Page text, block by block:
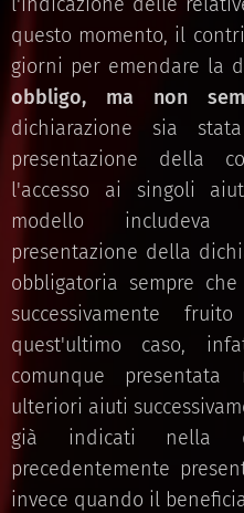
questo momento, il
giorni per emendare la
obbligo, ma non
dichiarazione sia
presentazione della
l'accesso ai singoli
modello includeva
presentazione della
obbligatoria sempre
successivamente
quest'ultimo caso,
comunque
ulteriori aiuti
già indicati nella
precedentemente
invece quando il